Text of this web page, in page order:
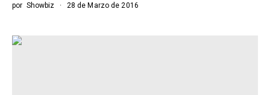
por Showbiz 28 de Marzo de 2016